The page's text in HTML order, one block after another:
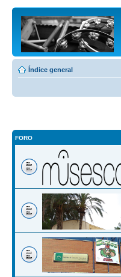
Índice general
FORO